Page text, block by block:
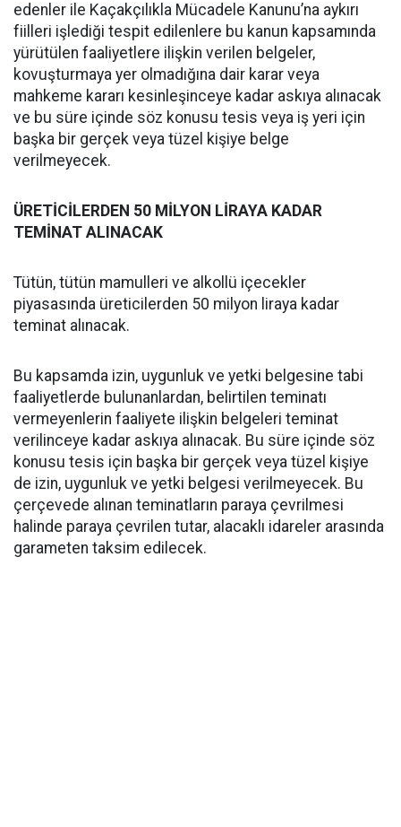
edenler ile Kaçakçılıkla Mücadele Kanunu’na aykırı
fiilleri işlediği tespit edilenlere bu kanun kapsamında
yürütülen faaliyetlere ilişkin verilen belgeler,
kovuşturmaya yer olmadığına dair karar veya
mahkeme kararı kesinleşinceye kadar askıya alınacak
ve bu süre içinde söz konusu tesis veya iş yeri için
başka bir gerçek veya tüzel kişiye belge
verilmeyecek.
ÜRETİCİLERDEN 50 MİLYON LİRAYA KADAR
TEMİNAT ALINACAK
Tütün, tütün mamulleri ve alkollü içecekler
piyasasında üreticilerden 50 milyon liraya kadar
teminat alınacak.
Bu kapsamda izin, uygunluk ve yetki belgesine tabi
faaliyetlerde bulunanlardan, belirtilen teminatı
vermeyenlerin faaliyete ilişkin belgeleri teminat
verilinceye kadar askıya alınacak. Bu süre içinde söz
konusu tesis için başka bir gerçek veya tüzel kişiye
de izin, uygunluk ve yetki belgesi verilmeyecek. Bu
çerçevede alınan teminatların paraya çevrilmesi
halinde paraya çevrilen tutar, alacaklı idareler arasında
garameten taksim edilecek.